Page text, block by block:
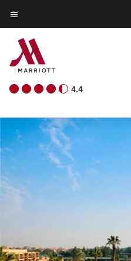
Skip
to
main
content
菜单文本
4.4